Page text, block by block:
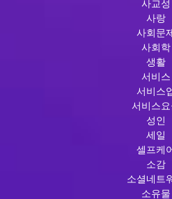
사교성
사랑
사회문
사회학
생활
서비스
서비스
서비스
성인
세일
셀프케
소감
소셜네트
소유물